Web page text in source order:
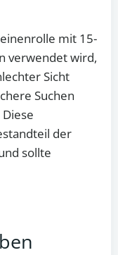
mit 15-
verwendet wird,
Sicht
Suchen
der
sollte